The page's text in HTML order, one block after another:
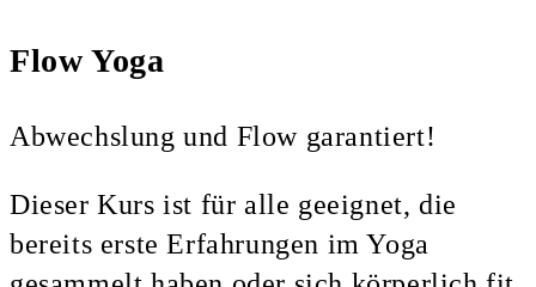
Flow Yoga
Abwechslung und Flow garantiert!
Dieser Kurs ist für alle geeignet, die
bereits erste Erfahrungen im Yoga